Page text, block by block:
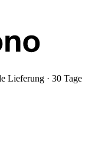
Lieferung · 30 Tage